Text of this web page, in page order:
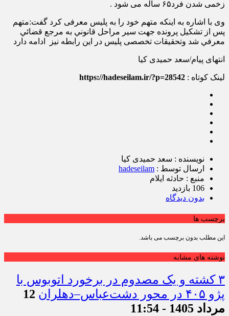
زخمی شدن فرد۶۵ ساله می شود .
وی با اشاره به اينکه متهم خود را به پلیس معرفی کرد گفت:متهم
پس از تشکيل پرونده جهت سير مراحل قانوني به مرجع قضائي
معرفي شد وتحقيقات تخصصی پلیس در این رابطه نیز ادامه دارد
انتهای پیام/سعد حمیدی کیا
لینک کوتاه : https://hadeseilam.ir/?p=28542
نویسنده : سعد حمیدی کیا
ارسال توسط : hadeseilam
منبع : حادثه ایلام
106 بازدید
بدون دیدگاه
برچسب ها
این مطلب بدون برچسب می باشد.
نوشته های مشابه
۳ کشته و یک مصدوم در برخورد اتوبوس با
پژو ۴۰۵ در محور دشت‌عباس–دهلران
12
مرداد 1405 - 11:54